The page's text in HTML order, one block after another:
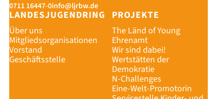
0711 16447-0info@ljrbw.de
LANDESJUGENDRING
Über uns
Mitgliedsorganisationen
Vorstand
Geschäftsstelle
PROJEKTE
The Länd of Young
Ehrenamt
Wir sind dabei!
Wertstätten der
Demokratie
N-Challenges
Eine-Welt-Promotorin